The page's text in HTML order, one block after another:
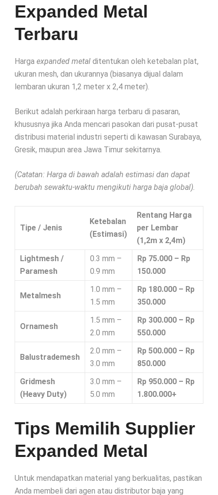
Expanded Metal
Terbaru
Harga expanded metal ditentukan oleh ketebalan plat,
ukuran mesh, dan ukurannya (biasanya dijual dalam
lembaran ukuran 1,2 meter x 2,4 meter).
Berikut adalah perkiraan harga terbaru di pasaran,
khususnya jika Anda mencari pasokan dari pusat-pusat
distribusi material industri seperti di kawasan Surabaya,
Gresik, maupun area Jawa Timur sekitarnya.
(Catatan: Harga di bawah adalah estimasi dan dapat
berubah sewaktu-waktu mengikuti harga baja global).
Tipe / Jenis
Ketebalan
(Estimasi)
Rentang Harga
per Lembar
(1,2m x 2,4m)
Lightmesh /
Paramesh
0.3 mm –
0.9 mm
Rp 75.000 – Rp
150.000
Metalmesh
1.0 mm –
1.5 mm
Rp 180.000 – Rp
350.000
Ornamesh
1.5 mm –
2.0 mm
Rp 300.000 – Rp
550.000
Balustrademesh
2.0 mm –
3.0 mm
Rp 500.000 – Rp
850.000
Gridmesh
(Heavy Duty)
3.0 mm –
5.0 mm
Rp 950.000 – Rp
1.800.000+
Tips Memilih Supplier
Expanded Metal
Untuk mendapatkan material yang berkualitas, pastikan
Anda membeli dari agen atau distributor baja yang